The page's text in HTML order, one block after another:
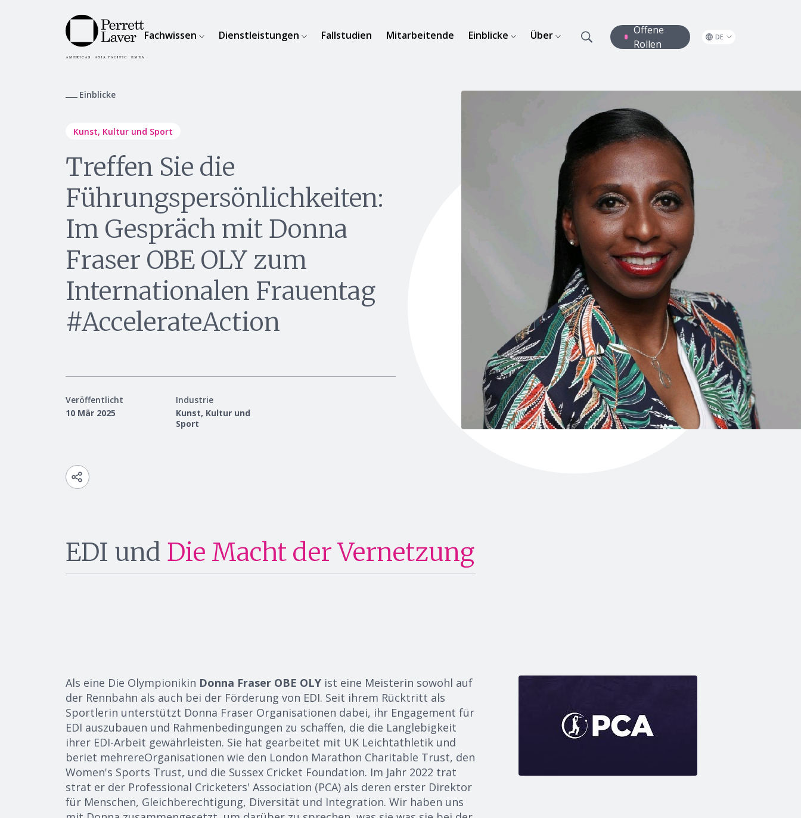
Fachwissen Dienstleistungen Fallstudien Mitarbeitende Einblicke Über
Offene
Rollen
DE
Einblicke
Kunst, Kultur und Sport
Treffen Sie die
Führungspersönlichkeiten:
Im Gespräch mit Donna
Fraser OBE OLY zum
Internationalen Frauentag
#AccelerateAction
Veröffentlicht
10 Mär 2025
Industrie
Kunst, Kultur und
Sport
EDI und Die Macht der Vernetzung
Als eine Die Olympionikin Donna Fraser OBE OLY ist eine Meisterin sowohl auf
der Rennbahn als auch bei der Förderung von EDI. Seit ihrem Rücktritt als
Sportlerin unterstützt Donna Fraser Organisationen dabei, ihr Engagement für
EDI auszubauen und Rahmenbedingungen zu schaffen, die die Langlebigkeit
ihrer EDI-Arbeit gewährleisten. Sie hat gearbeitet mit UK Leichtathletik und
beriet mehrereOrganisationen wie den London Marathon Charitable Trust, den
Women's Sports Trust, und die Sussex Cricket Foundation. Im Jahr 2022 trat
strat er der Professional Cricketers' Association (PCA) als deren erster Direktor
für Menschen, Gleichberechtigung, Diversität und Integration. Wir haben uns